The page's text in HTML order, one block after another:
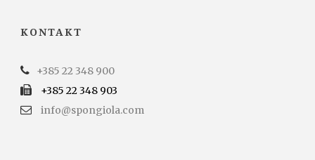
KONTAKT
+385 22 348 900
+385 22 348 903
info@spongiola.com